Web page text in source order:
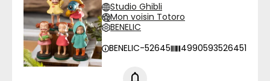
Studio Ghibli
Mon voisin Totoro
BENELIC
BENELIC-52645
4990593526451